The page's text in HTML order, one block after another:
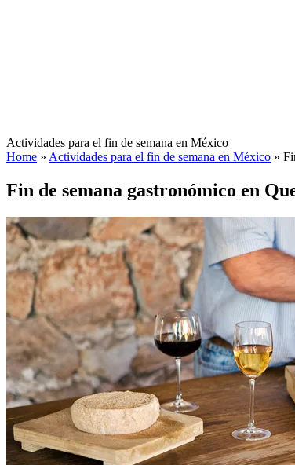
Actividades para el fin de semana en México
Home » Actividades para el fin de semana en México »
Fin de semana gastronómico en